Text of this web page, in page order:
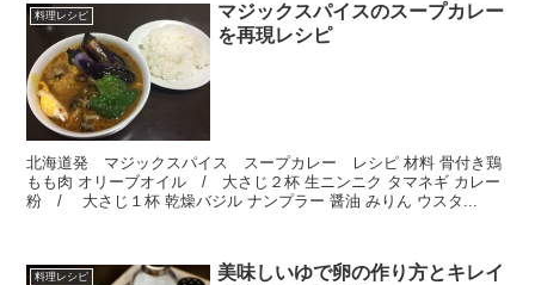
料理レシピ
マジックスパイスのスープカレー
を再現レシピ
北海道発 マジックスパイス スープカレー レシピ 材料 骨付き鶏
もも肉 オリーブオイル / 大さじ２杯 生ニンニク タマネギ カレー
粉 / 大さじ１杯 乾燥バジル ナンプラー 醤油 みりん ウスタ...
料理レシピ
美味しいゆで卵の作り方とキレイ